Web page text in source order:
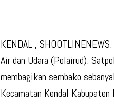
KENDAL ,
Air dan Udara (Polairud).
membagikan sembako
Kecamatan Kendal